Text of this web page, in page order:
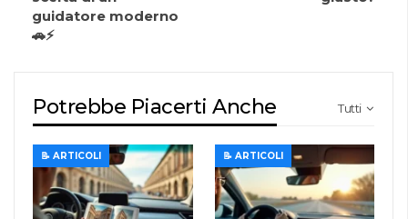
guidatore moderno
🚗⚡
Tutti
Potrebbe Piacerti Anche
📝 ARTICOLI 📝 ARTICOLI